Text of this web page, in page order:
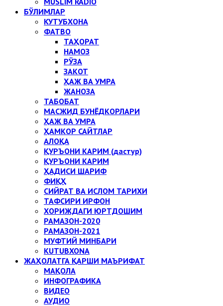
БЎЛИМЛАР
КУТУБХОНА
ФАТВО
ТАҲОРАТ
НАМОЗ
РЎЗА
ЗАКОТ
ҲАЖ ВА УМРА
ЖАНОЗА
ТАБОБАТ
МАСЖИД БУНЁДКОРЛАРИ
ҲАЖ ВА УМРА
ҲАМКОР САЙТЛАР
АЛОҚА
ҚУРЪОНИ КАРИМ (дастур)
ҚУРЪОНИ КАРИМ
ҲАДИСИ ШАРИФ
ФИҚҲ
СИЙРАТ ВА ИСЛОМ ТАРИХИ
ТАФСИРИ ИРФОН
ХОРИЖДАГИ ЮРТДОШИМ
РАМАЗОН-2020
РАМАЗОН-2021
МУФТИЙ МИНБАРИ
KUTUBXONA
ЖАҲОЛАТГА ҚАРШИ МАЪРИФАТ
МАҚОЛА
ИНФОГРАФИКА
ВИДЕО
АУДИО